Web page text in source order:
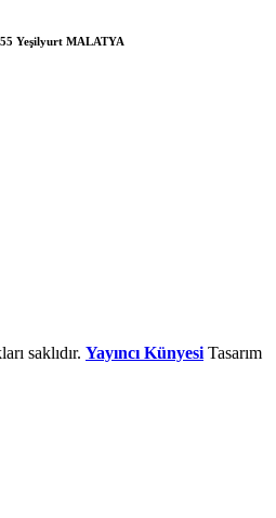
Yeşilyurt MALATYA
saklıdır. Yayıncı Künyesi Tasarım